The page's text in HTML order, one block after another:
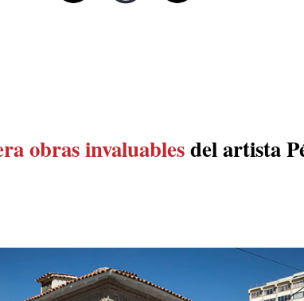
obras invaluablesdel artista